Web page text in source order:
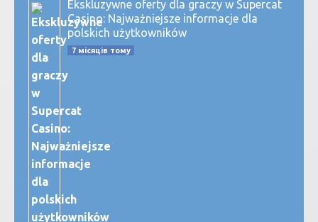
Ekskluzywne oferty dla graczy w Supercat
Casino: Najważniejsze informacje dla
polskich użytkowników
7 місяців тому